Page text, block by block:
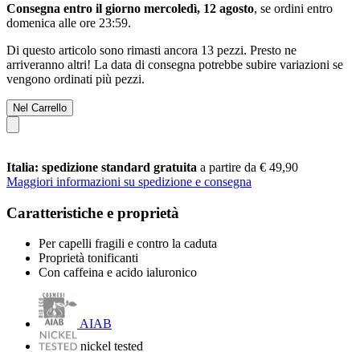
Consegna entro il giorno mercoledì, 12 agosto, se ordini entro
domenica alle ore 23:59.
Di questo articolo sono rimasti ancora 13 pezzi. Presto ne
arriveranno altri! La data di consegna potrebbe subire variazioni se
vengono ordinati più pezzi.
Nel Carrello
Italia: spedizione standard gratuita a partire da € 49,90
Maggiori informazioni su spedizione e consegna
Caratteristiche e proprietà
Per capelli fragili e contro la caduta
Proprietà tonificanti
Con caffeina e acido ialuronico
AIAB
nickel tested